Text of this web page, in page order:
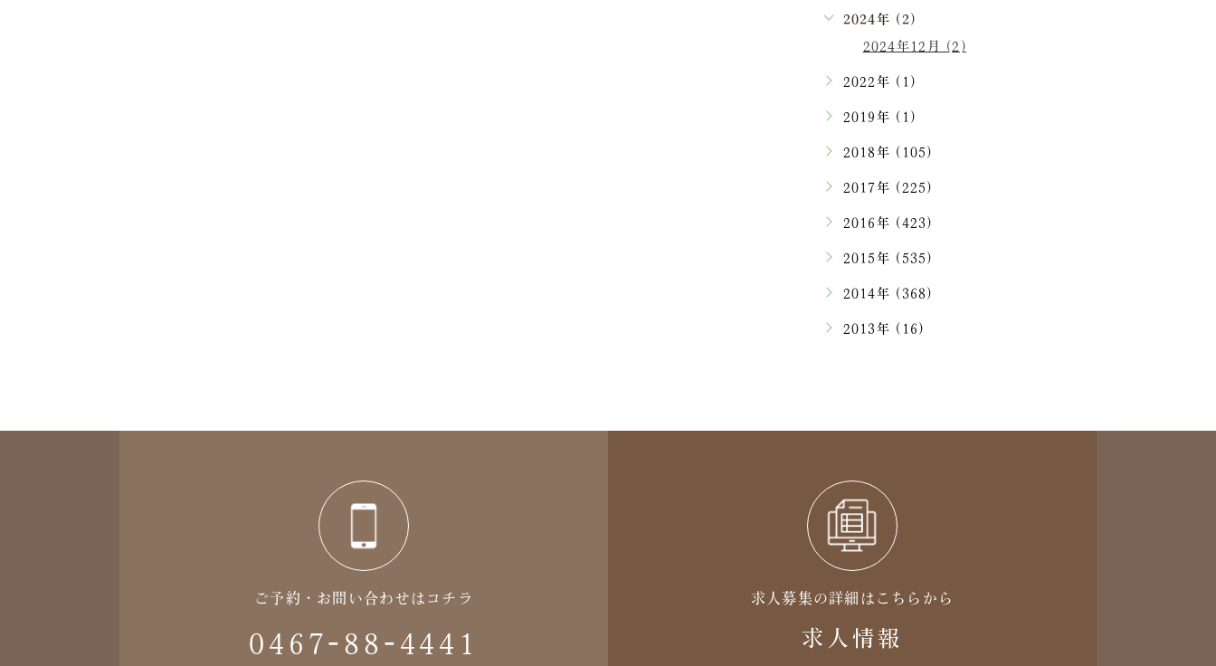
2024年 (2)
2024年12月 (2)
2022年 (1)
2019年 (1)
2018年 (105)
2017年 (225)
2016年 (423)
2015年 (535)
2014年 (368)
2013年 (16)
ご予約・お問い合わせはコチラ
0467-88-4441
求人募集の詳細はこちらから
求人情報